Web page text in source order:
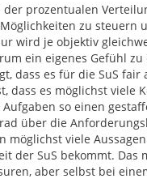
prozentualen
zu steuern
wird je objektiv
ein eigenes Gefühl zu
dass es für die SuS fair
dass es möglichst viele
so einen
über die
möglichst viele
der SuS bekommt. Das
aber selbst bei